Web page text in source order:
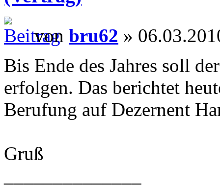
von bru62 »
Bis Ende des Jahres soll
erfolgen. Das berichtet
Berufung auf Dezernent
Gruß